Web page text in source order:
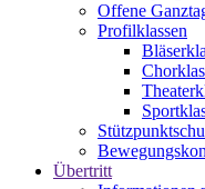
Offene
Profilklassen
Übertritt